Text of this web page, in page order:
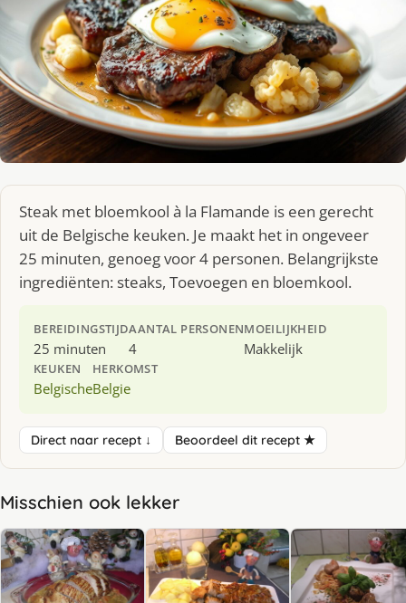
Steak met bloemkool à la Flamande is een gerecht
uit de Belgische keuken. Je maakt het in ongeveer
25 minuten, genoeg voor 4 personen. Belangrijkste
ingrediënten: steaks, Toevoegen en bloemkool.
BEREIDINGSTIJD
25 minuten
AANTAL PERSONEN
4
MOEILIJKHEID
Makkelijk
KEUKEN
Belgische
HERKOMST
Belgie
Direct naar recept ↓ Beoordeel dit recept ★
Misschien ook lekker